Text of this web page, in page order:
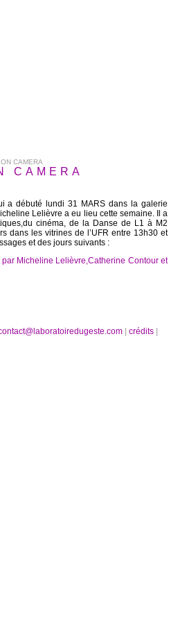
CAMERA
CAMERA
a débuté lundi 31 MARS dans la galerie
Lelièvre a eu lieu cette semaine. Il a
cinéma, de la Danse de L1 à M2
dans les vitrines de l’UFR entre 13h30 et
et des jours suivants :
par Micheline Lelièvre,Catherine Contour et
crédits